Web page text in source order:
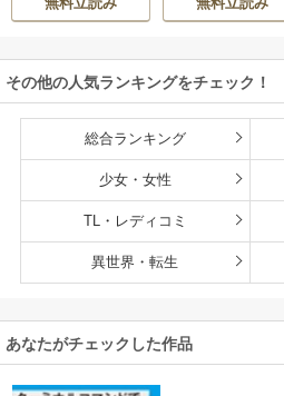
その他の人気ランキングをチェック！
総合ランキング
少女・女性
TL・レディコミ
異世界・転生
あなたがチェックした作品